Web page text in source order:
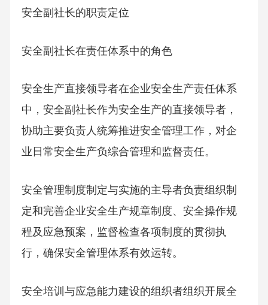
安全副社长的职责定位
安全副社长在责任体系中的角色
安全生产直接领导者在企业安全生产责任体系
中，安全副社长作为安全生产的直接领导者，
协助主要负责人统筹推进安全管理工作，对企
业日常安全生产负综合管理和监督责任。
安全管理制度制定与实施的主导者负责组织制
定和完善企业安全生产规章制度、安全操作规
程及应急预案，监督检查各项制度的贯彻执
行，确保安全管理体系有效运转。
安全培训与应急能力建设的组织者组织开展全